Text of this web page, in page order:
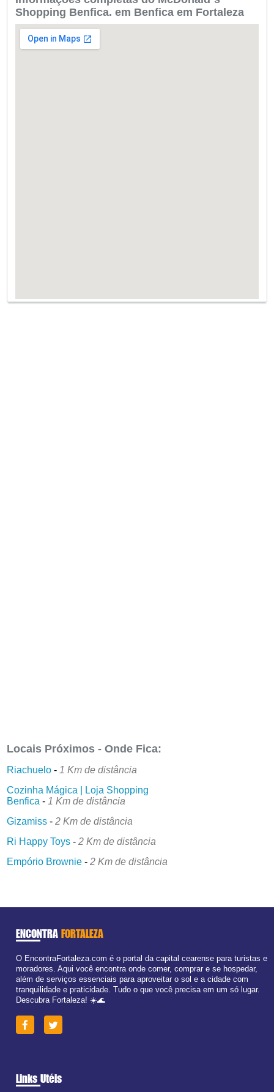
Shopping Benfica. em Benfica em Fortaleza
Locais Próximos - Onde Fica:
Riachuelo - 1 Km de distância
Cozinha Mágica | Loja Shopping
Benfica - 1 Km de distância
Gizamiss -2 Km de distância
Ri Happy Toys -2 Km de distância
Empório Brownie -2 Km de distância
ENCONTRA FORTALEZA
O EncontraFortaleza.com é o portal da capital cearense para turistas e
moradores. Aqui você encontra onde comer, comprar e se hospedar,
além de serviços essenciais para aproveitar o sol e a cidade com
tranquilidade e praticidade. Tudo o que você precisa em um só lugar.
Descubra Fortaleza! ☀️🌊
Links Utéis